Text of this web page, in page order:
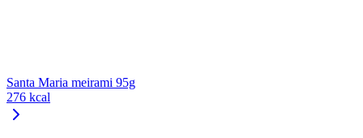
Santa Maria meirami 95g
276 kcal